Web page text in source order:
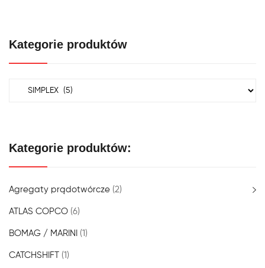
Kategorie produktów
Kategorie produktów:
Agregaty prądotwórcze (2)
ATLAS COPCO (6)
BOMAG / MARINI (1)
CATCHSHIFT (1)